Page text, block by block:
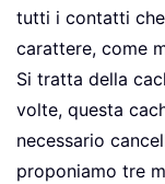
tutti i contatti
carattere, come
Si tratta della
volte, questa
necessario
proponiamo tre